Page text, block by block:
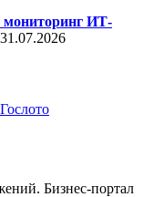
мониторинг ИТ-
31.07.2026
Бизнес-портал